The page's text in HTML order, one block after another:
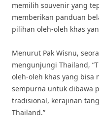
memilih souvenir yang
memberikan panduan
pilihan oleh-oleh khas
Menurut Pak Wisnu,
mengunjungi Thailand,
oleh-oleh khas yang bisa
sempurna untuk dibawa
tradisional, kerajinan
Thailand.”